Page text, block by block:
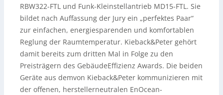
RBW322-FTL und Funk-Kleinstellantrieb MD15-FTL. Sie
bildet nach Auffassung der Jury ein „perfektes Paar“
zur einfachen, energiesparenden und komfortablen
Reglung der Raumtemperatur. Kieback&Peter gehört
damit bereits zum dritten Mal in Folge zu den
Preisträgern des GebäudeEffizienz Awards. Die beiden
Geräte aus demvon Kieback&Peter kommunizieren mit
der offenen, herstellerneutralen EnOcean-